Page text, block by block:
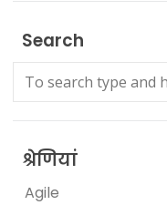
Search
श्रेणियां
Agile